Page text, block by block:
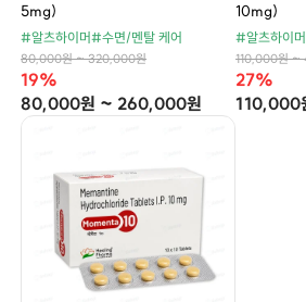
5mg)
#알츠하이머#수면/멘탈 케어
80,000원 ~ 320,000원
19%
80,000원 ~ 260,000원
10mg)
#알츠하이머
110,000원
27%
110,000